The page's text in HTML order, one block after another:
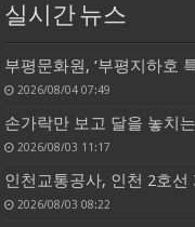
실시간 뉴스
부평문화원, ‘부평지하호
2026/08/04 07:49
손가락만 보고 달을 놓치
2026/08/03 11:17
인천교통공사, 인천 2호선
2026/08/03 08:22